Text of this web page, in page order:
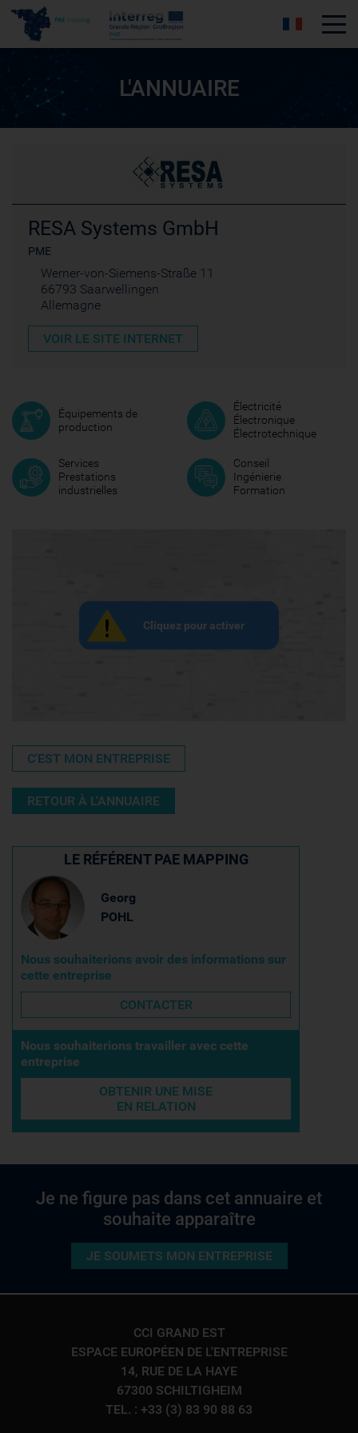
L'ANNUAIRE
RESA Systems GmbH
PME
Werner-von-Siemens-Straße 11
66793 Saarwellingen
Allemagne
VOIR LE SITE INTERNET
Équipements de
production
Électricité
Électronique
Électrotechnique
Services
Prestations
industrielles
Conseil
Ingénierie
Formation
Cliquez pour activer
C'EST MON ENTREPRISE
RETOUR À L'ANNUAIRE
LE RÉFÉRENT PAE MAPPING
Georg
POHL
Nous souhaiterions avoir des informations sur
cette entreprise
CONTACTER
Nous souhaiterions travailler avec cette
entreprise
OBTENIR UNE MISE
EN RELATION
Je ne figure pas dans cet annuaire et
souhaite apparaître
JE SOUMETS MON ENTREPRISE
CCI GRAND EST
ESPACE EUROPÉEN DE L'ENTREPRISE
14, RUE DE LA HAYE
67300 SCHILTIGHEIM
TEL. : +33 (3) 83 90 88 63